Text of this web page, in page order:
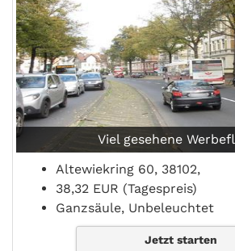
Viel gesehene
Altewiekring 60, 38102,
38,32 EUR (Tagespreis)
Ganzsäule, Unbeleuchtet
Jetzt starten